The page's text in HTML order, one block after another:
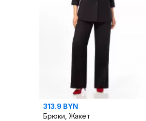
313.9 BYN
Брюки, Жакет